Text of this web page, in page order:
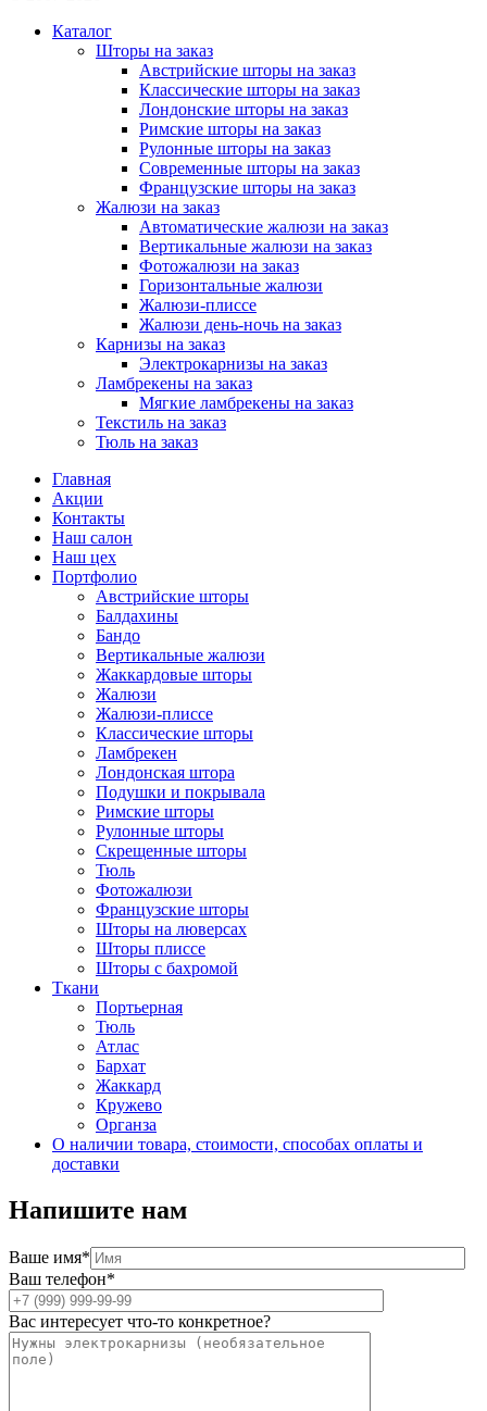
Каталог
Шторы на заказ
Австрийские шторы на заказ
Классические шторы на заказ
Лондонские шторы на заказ
Римские шторы на заказ
Рулонные шторы на заказ
Современные шторы на заказ
Французские шторы на заказ
Жалюзи на заказ
Автоматические жалюзи на заказ
Вертикальные жалюзи на заказ
Фотожалюзи на заказ
Горизонтальные жалюзи
Жалюзи-плиссе
Жалюзи день-ночь на заказ
Карнизы на заказ
Электрокарнизы на заказ
Ламбрекены на заказ
Мягкие ламбрекены на заказ
Текстиль на заказ
Тюль на заказ
Главная
Акции
Контакты
Наш салон
Наш цех
Портфолио
Австрийские шторы
Балдахины
Бандо
Вертикальные жалюзи
Жаккардовые шторы
Жалюзи
Жалюзи-плиссе
Классические шторы
Ламбрекен
Лондонская штора
Подушки и покрывала
Римские шторы
Рулонные шторы
Скрещенные шторы
Тюль
Фотожалюзи
Французские шторы
Шторы на люверсах
Шторы плиссе
Шторы с бахромой
Ткани
Портьерная
Тюль
Атлас
Бархат
Жаккард
Кружево
Органза
О наличии товара, стоимости, способах оплаты и
доставки
Напишите нам
Ваше имя*
Ваш телефон*
Вас интересует что-то конкретное?